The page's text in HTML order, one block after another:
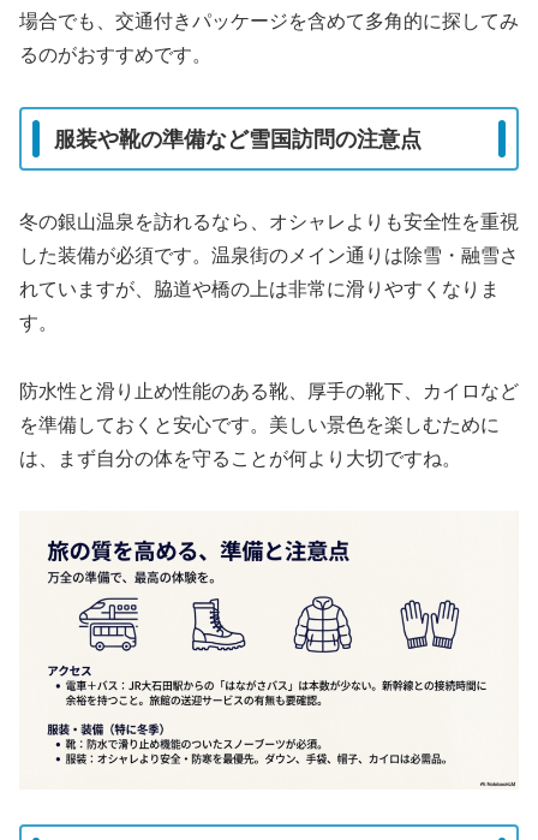
場合でも、交通付きパッケージを含めて多角的に探してみ
るのがおすすめです。
服装や靴の準備など雪国訪問の注意点
冬の銀山温泉を訪れるなら、オシャレよりも安全性を重視
した装備が必須です。温泉街のメイン通りは除雪・融雪さ
れていますが、脇道や橋の上は非常に滑りやすくなりま
す。
防水性と滑り止め性能のある靴、厚手の靴下、カイロなど
を準備しておくと安心です。美しい景色を楽しむために
は、まず自分の体を守ることが何より大切ですね。